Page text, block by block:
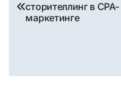
посторителлинг в CPA-
маркетинге